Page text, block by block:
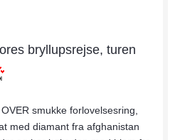
bryllupsrejse, turen
smukke forlovelsesring,
med diamant fra afghanistan